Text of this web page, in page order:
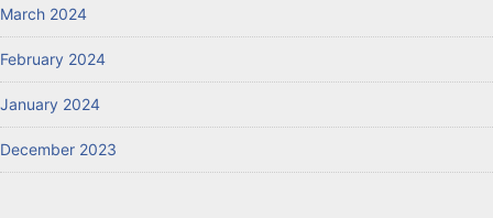
March 2024
February 2024
January 2024
December 2023